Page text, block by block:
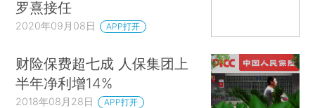
罗熹接任
2020年09月08日 APP打开
财险保费超七成 人保集团上
半年净利增14%
2018年08月28日 APP打开